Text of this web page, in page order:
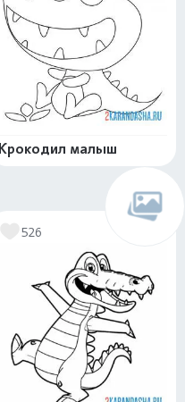
Крокодил малыш
526